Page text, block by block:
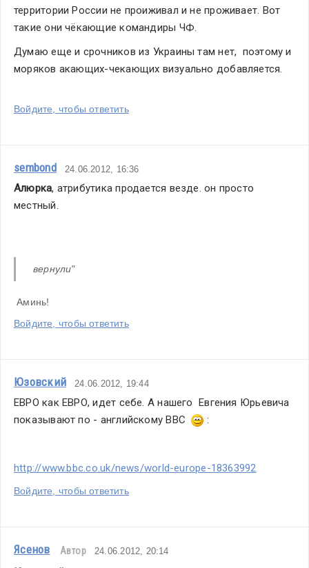
территории России не проиживал и не проживает. Вот
такие они чёкающие командиры ЧФ.
Думаю еще и срочников из Украины там нет,  поэтому и
моряков акающих-чекающих визуально добавляется.
Войдите, чтобы ответить
sembond 24.06.2012, 16:36
Алюрка, атрибутика продается везде. он просто
местный.
вернули"
Аминь!
Войдите, чтобы ответить
Юзовский 24.06.2012, 19:44
ЕВРО как ЕВРО, идет себе. А нашего  Евгения Юрьевича
показывают по - английскому ВВС
:
http://www.bbc.co.uk/news/world-europe-18363992
Войдите, чтобы ответить
Ясенов Автор 24.06.2012, 20:14